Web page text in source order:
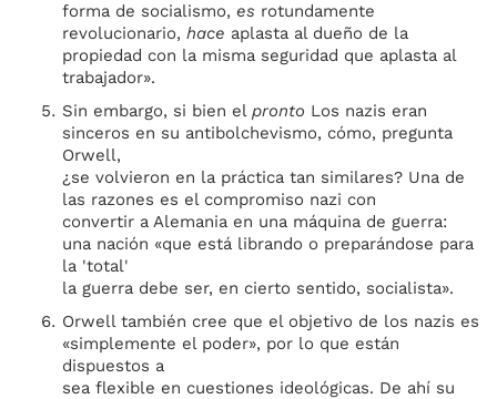
forma de socialismo, es rotundamente
revolucionario, hace aplasta al dueño de la
propiedad con la misma seguridad que aplasta al
trabajador».
Sin embargo, si bien el pronto Los nazis eran
sinceros en su antibolchevismo, cómo, pregunta
Orwell,
¿se volvieron en la práctica tan similares? Una de
las razones es el compromiso nazi con
convertir a Alemania en una máquina de guerra:
una nación «que está librando o preparándose para
la 'total'
la guerra debe ser, en cierto sentido, socialista».
Orwell también cree que el objetivo de los nazis es
«simplemente el poder», por lo que están
dispuestos a
sea flexible en cuestiones ideológicas. De ahí su